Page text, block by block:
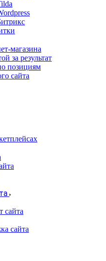
магазина
за результат
позициям
сайта
сайта
сайта